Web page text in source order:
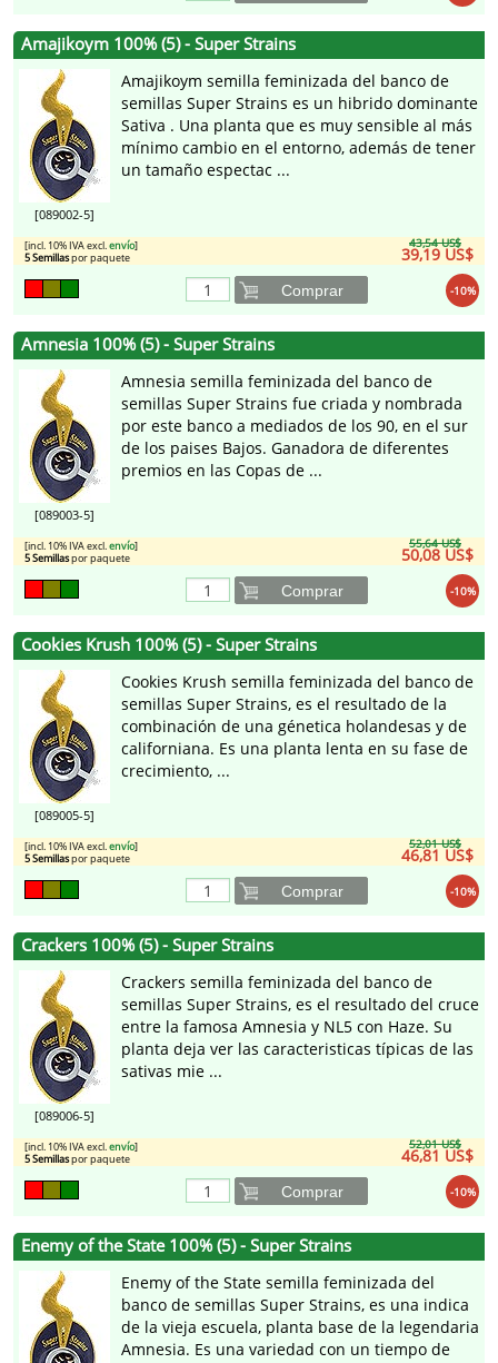
Amajikoym 100% (5) - Super Strains
[089002-5]
Amajikoym semilla feminizada del banco de
semillas Super Strains es un hibrido dominante
Sativa . Una planta que es muy sensible al más
mínimo cambio en el entorno, además de tener
un tamaño espectac ...
43,54 US$
39,19 US$
[incl. 10% IVA excl.envío]
5 Semillaspor paquete
-10%
Comprar
Amnesia 100% (5) - Super Strains
[089003-5]
Amnesia semilla feminizada del banco de
semillas Super Strains fue criada y nombrada
por este banco a mediados de los 90, en el sur
de los paises Bajos. Ganadora de diferentes
premios en las Copas de ...
55,64 US$
50,08 US$
[incl. 10% IVA excl.envío]
5 Semillaspor paquete
-10%
Comprar
Cookies Krush 100% (5) - Super Strains
[089005-5]
Cookies Krush semilla feminizada del banco de
semillas Super Strains, es el resultado de la
combinación de una génetica holandesas y de
californiana. Es una planta lenta en su fase de
crecimiento, ...
52,01 US$
46,81 US$
[incl. 10% IVA excl.envío]
5 Semillaspor paquete
-10%
Comprar
Crackers 100% (5) - Super Strains
[089006-5]
Crackers semilla feminizada del banco de
semillas Super Strains, es el resultado del cruce
entre la famosa Amnesia y NL5 con Haze. Su
planta deja ver las caracteristicas típicas de las
sativas mie ...
52,01 US$
46,81 US$
[incl. 10% IVA excl.envío]
5 Semillaspor paquete
-10%
Comprar
Enemy of the State 100% (5) - Super Strains
Enemy of the State semilla feminizada del
banco de semillas Super Strains, es una indica
de la vieja escuela, planta base de la legendaria
Amnesia. Es una variedad con un tiempo de